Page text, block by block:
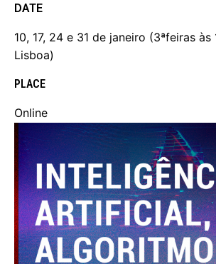
DATE
10, 17, 24 e 31 de janeiro (3ªfeiras às
Lisboa)
PLACE
Online